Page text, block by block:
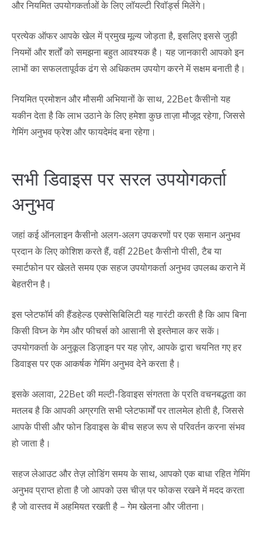
और नियमित उपयोगकर्ताओं के लिए लॉयल्टी रिवॉर्ड्स मिलेंगे।
प्रत्येक ऑफर आपके खेल में प्रमुख मूल्य जोड़ता है, इसलिए इससे जुड़ी
नियमों और शर्तों को समझना बहुत आवश्यक है। यह जानकारी आपको इन
लाभों का सफलतापूर्वक ढंग से अधिकतम उपयोग करने में सक्षम बनाती है।
नियमित प्रमोशन और मौसमी अभियानों के साथ, 22Bet कैसीनो यह
यकीन देता है कि लाभ उठाने के लिए हमेशा कुछ ताज़ा मौजूद रहेगा, जिससे
गेमिंग अनुभव फ्रेश और फायदेमंद बना रहेगा।
सभी डिवाइस पर सरल उपयोगकर्ता
अनुभव
जहां कई ऑनलाइन कैसीनो अलग-अलग उपकरणों पर एक समान अनुभव
प्रदान के लिए कोशिश करते हैं, वहीं 22Bet कैसीनो पीसी, टैब या
स्मार्टफोन पर खेलते समय एक सहज उपयोगकर्ता अनुभव उपलब्ध कराने में
बेहतरीन है।
इस प्लेटफॉर्म की हैंडहेल्ड एक्सेसिबिलिटी यह गारंटी करती है कि आप बिना
किसी विघ्न के गेम और फीचर्स को आसानी से इस्तेमाल कर सकें।
उपयोगकर्ता के अनुकूल डिज़ाइन पर यह ज़ोर, आपके द्वारा चयनित गए हर
डिवाइस पर एक आकर्षक गेमिंग अनुभव देने करता है।
इसके अलावा, 22Bet की मल्टी-डिवाइस संगतता के प्रति वचनबद्धता का
मतलब है कि आपकी अग्रगति सभी प्लेटफार्मों पर तालमेल होती है, जिससे
आपके पीसी और फोन डिवाइस के बीच सहज रूप से परिवर्तन करना संभव
हो जाता है।
सहज लेआउट और तेज़ लोडिंग समय के साथ, आपको एक बाधा रहित गेमिंग
अनुभव प्राप्त होता है जो आपको उस चीज़ पर फोकस रखने में मदद करता
है जो वास्तव में अहमियत रखती है – गेम खेलना और जीतना।